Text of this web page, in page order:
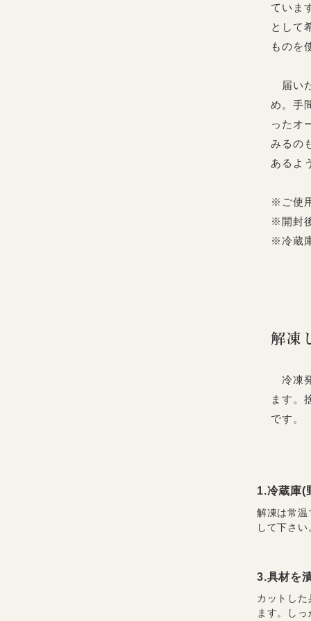
ていま
として
ものを
届い
め。手
ったオ
みるの
あるよ
※ご使
※開封
※冷蔵
解凍
冷凍
ます。
です。
1.冷蔵庫(
解凍は常温
して下さ
3.具材を
カットし
ます。し